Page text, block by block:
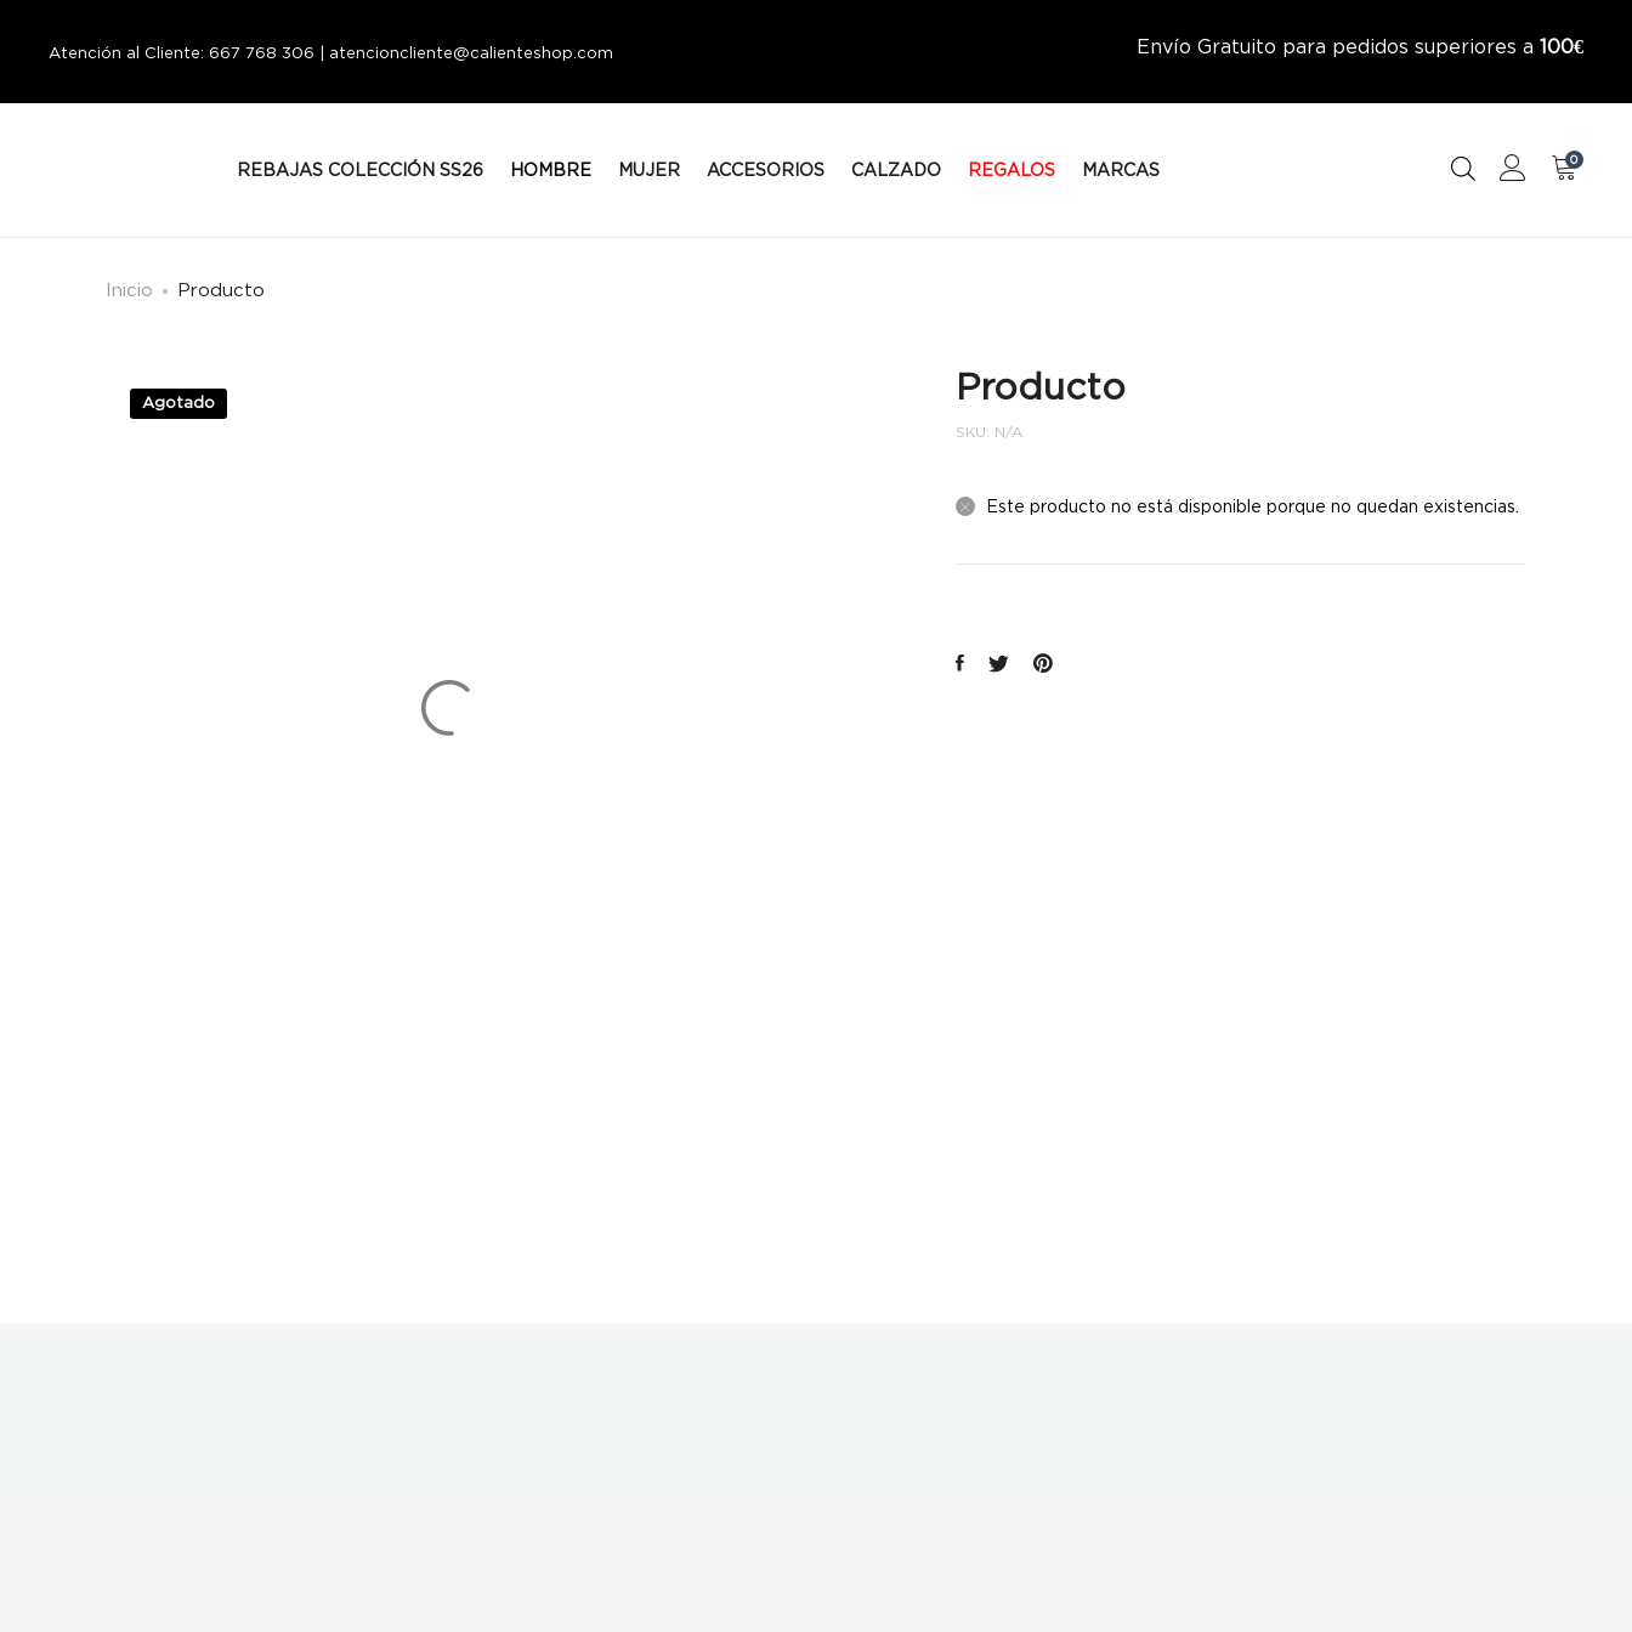
Atención al Cliente: 667 768 306 | atencioncliente@calienteshop.com Envío Gratuito para pedidos superiores a 100€
REBAJAS COLECCIÓN SS26 HOMBRE MUJER ACCESORIOS CALZADO REGALOS MARCAS
0
Inicio Producto
Agotado Producto
SKU: N/A
Este producto no está disponible porque no quedan existencias.